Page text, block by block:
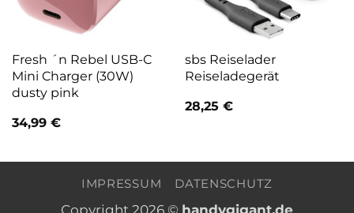
Fresh ´n Rebel USB-C
Mini Charger (30W)
dusty pink
34,99 €
sbs Reiselader
Reiseladegerät
28,25 €
IMPRESSUM DATENSCHUTZ
Copyright 2026 © handygigant.de